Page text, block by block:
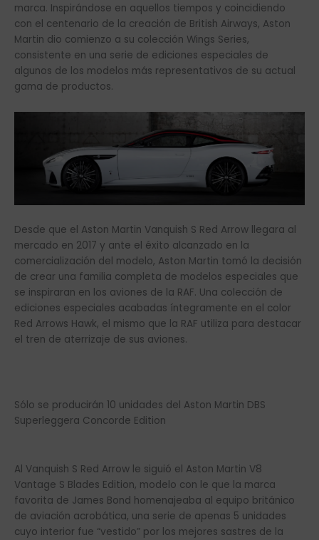
marca. Inspirándose en aquellos tiempos y coincidiendo
con el centenario de la creación de British Airways, Aston
Martin dio comienzo a su colección Wings Series,
consistente en una serie de ediciones especiales de
algunos de los modelos más representativos de su actual
gama de productos.
Desde que el Aston Martin Vanquish S Red Arrow llegara al
mercado en 2017 y ante el éxito alcanzado en la
comercialización del modelo, Aston Martin tomó la decisión
de crear una familia completa de modelos especiales que
se inspiraran en los aviones de la RAF. Una colección de
ediciones especiales acabadas íntegramente en el color
Red Arrows Hawk, el mismo que la RAF utiliza para destacar
el tren de aterrizaje de sus aviones.
Sólo se producirán 10 unidades del Aston Martin DBS
Superleggera Concorde Edition
Al Vanquish S Red Arrow le siguió el Aston Martin V8
Vantage S Blades Edition, modelo con le que la marca
favorita de James Bond homenajeaba al equipo británico
de aviación acrobática, una serie de apenas 5 unidades
cuyo interior fue “vestido” por los mejores sastres de la